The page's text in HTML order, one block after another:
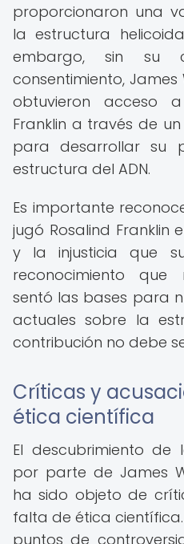
proporcionaron una
la estructura
embargo, sin su
consentimiento, James
obtuvieron acceso
Franklin a través de
para desarrollar su
estructura del ADN.
Es importante
jugó Rosalind Franklin
y la injusticia que
reconocimiento
sentó las bases para
actuales sobre la
contribución no debe
Críticas y
ética científica
El descubrimiento de
por parte de James
ha sido objeto de
falta de ética
puntos de